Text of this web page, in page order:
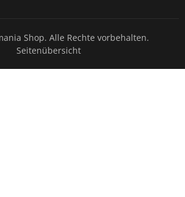
Shop. Alle Rechte vorbehalten.
Seitenübersicht